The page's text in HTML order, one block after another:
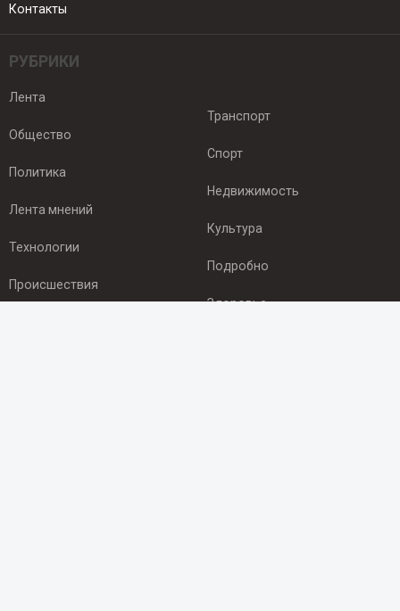
Контакты
РУБРИКИ
Лента
Общество
Политика
Лента мнений
Технологии
Происшествия
Транспорт
Спорт
Недвижимость
Культура
Подробно
Здоровье